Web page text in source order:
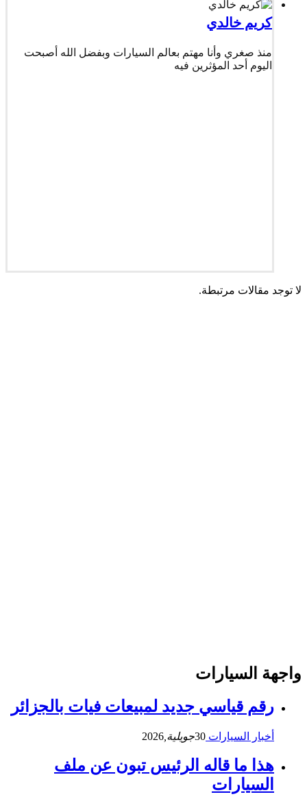
كريم خالدي
منذ صغري وأنا مهتم بعالم السيارات وبفضل الله أصبحت
اليوم أحد المؤثرين فيه
لا توجد مقالات مرتبطة.
واجهة السيارات
رقم قياسي جديد لمبيعات فيات بالجزائر
أخبار السيارات 30جويلية, 2026
هذا ما قاله الرئيس تبون عن ملف
السيارات